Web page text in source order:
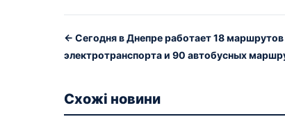
← Сегодня в Днепре работает 18 маршрутов
электротранспорта и 90 автобусных
Схожі новини